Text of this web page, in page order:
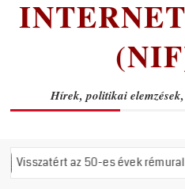
Hírek, politikai
évek rémuralma: Megszavazta